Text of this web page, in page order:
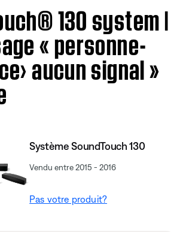
130 system |
« personne-
aucun signal »
Système SoundTouch 130
Vendu entre 2015 - 2016
Pas votre produit?